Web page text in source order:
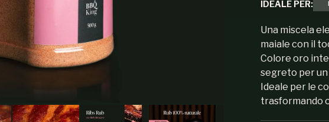
IDEALE PER:
Una miscela
maiale con il
Colore oro
segreto per un
Ideale per le
trasformando